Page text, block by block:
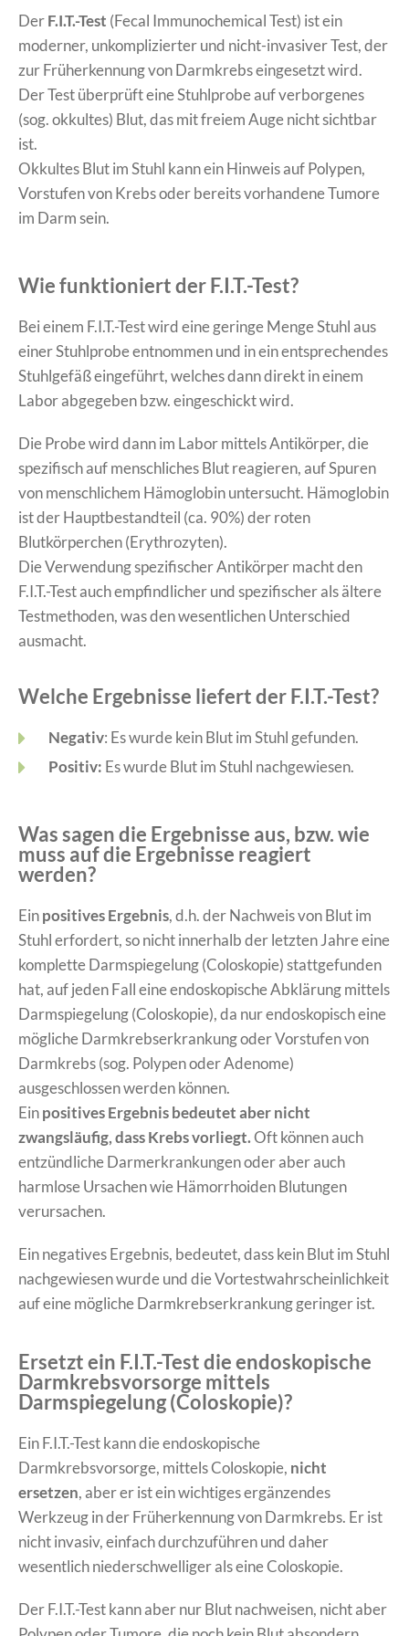
DerF.I.T.-Test (Fecal Immunochemical Test) ist ein
moderner, unkomplizierter und nicht-invasiver Test, der
zur Früherkennung von Darmkrebs eingesetzt wird.
Der Test überprüft eine Stuhlprobe auf verborgenes
(sog. okkultes) Blut, das mit freiem Auge nicht sichtbar
ist.
Okkultes Blut im Stuhl kann ein Hinweis auf Polypen,
Vorstufen von Krebs oder bereits vorhandene Tumore
im Darm sein.
Wie funktioniert der F.I.T.-Test?
Bei einem F.I.T.-Test wird eine geringe Menge Stuhl aus
einer Stuhlprobe entnommen und in ein entsprechendes
Stuhlgefäß eingeführt, welches dann direkt in einem
Labor abgegeben bzw. eingeschickt wird.
Die Probe wird dann im Labor mittels Antikörper, die
spezifisch auf menschliches Blut reagieren, auf Spuren
von menschlichem Hämoglobin untersucht. Hämoglobin
ist der Hauptbestandteil (ca. 90%) der roten
Blutkörperchen (Erythrozyten).
Die Verwendung spezifischer Antikörper macht den
F.I.T.-Test auch empfindlicher und spezifischer als ältere
Testmethoden, was den wesentlichen Unterschied
ausmacht.
Welche Ergebnisse liefert der F.I.T.-Test?
Negativ: Es wurde kein Blut im Stuhl gefunden.
Positiv: Es wurde Blut im Stuhl nachgewiesen.
Was sagen die Ergebnisse aus, bzw. wie
muss auf die Ergebnisse reagiert
werden?
Einpositives Ergebnis, d.h. der Nachweis von Blut im
Stuhl erfordert, so nicht innerhalb der letzten Jahre eine
komplette Darmspiegelung (Coloskopie) stattgefunden
hat, auf jeden Fall eine endoskopische Abklärung mittels
Darmspiegelung (Coloskopie), da nur endoskopisch eine
mögliche Darmkrebserkrankung oder Vorstufen von
Darmkrebs (sog. Polypen oder Adenome)
ausgeschlossen werden können.
Einpositives Ergebnisbedeutet aber nicht
zwangsläufig, dass Krebs vorliegt.Oft können auch
entzündliche Darmerkrankungen oder aber auch
harmlose Ursachen wie Hämorrhoiden Blutungen
verursachen.
Ein negatives Ergebnis, bedeutet, dass kein Blut im Stuhl
nachgewiesen wurde und die Vortestwahrscheinlichkeit
auf eine mögliche Darmkrebserkrankung geringer ist.
Ersetzt ein F.I.T.-Test die endoskopische
Darmkrebsvorsorge mittels
Darmspiegelung (Coloskopie)?
Ein F.I.T.-Test kann die endoskopische
Darmkrebsvorsorge, mittels Coloskopie, nicht
ersetzen, aber er ist ein wichtiges ergänzendes
Werkzeug in der Früherkennung von Darmkrebs. Er ist
nicht invasiv, einfach durchzuführen und daher
wesentlich niederschwelliger als eine Coloskopie.
Der F.I.T.-Test kann aber nur Blut nachweisen, nicht aber